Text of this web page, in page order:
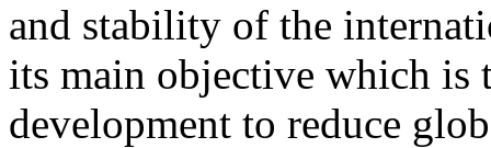
and stability of the
its main objective which is
development to reduce